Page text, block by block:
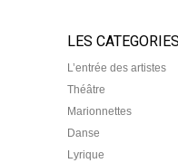
LES CATEGORIES
L’entrée des artistes
Théâtre
Marionnettes
Danse
Lyrique